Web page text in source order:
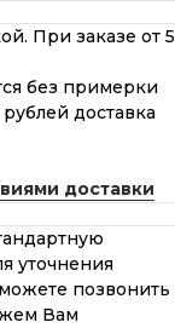
При заказе от 5
без примерки
доставка
доставки
уточнения
позвонить
Вам